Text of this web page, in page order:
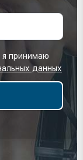
принимаю
данных